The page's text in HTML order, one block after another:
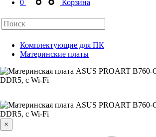
0 Корзина
Комплектующие для ПК
Материнские платы
×